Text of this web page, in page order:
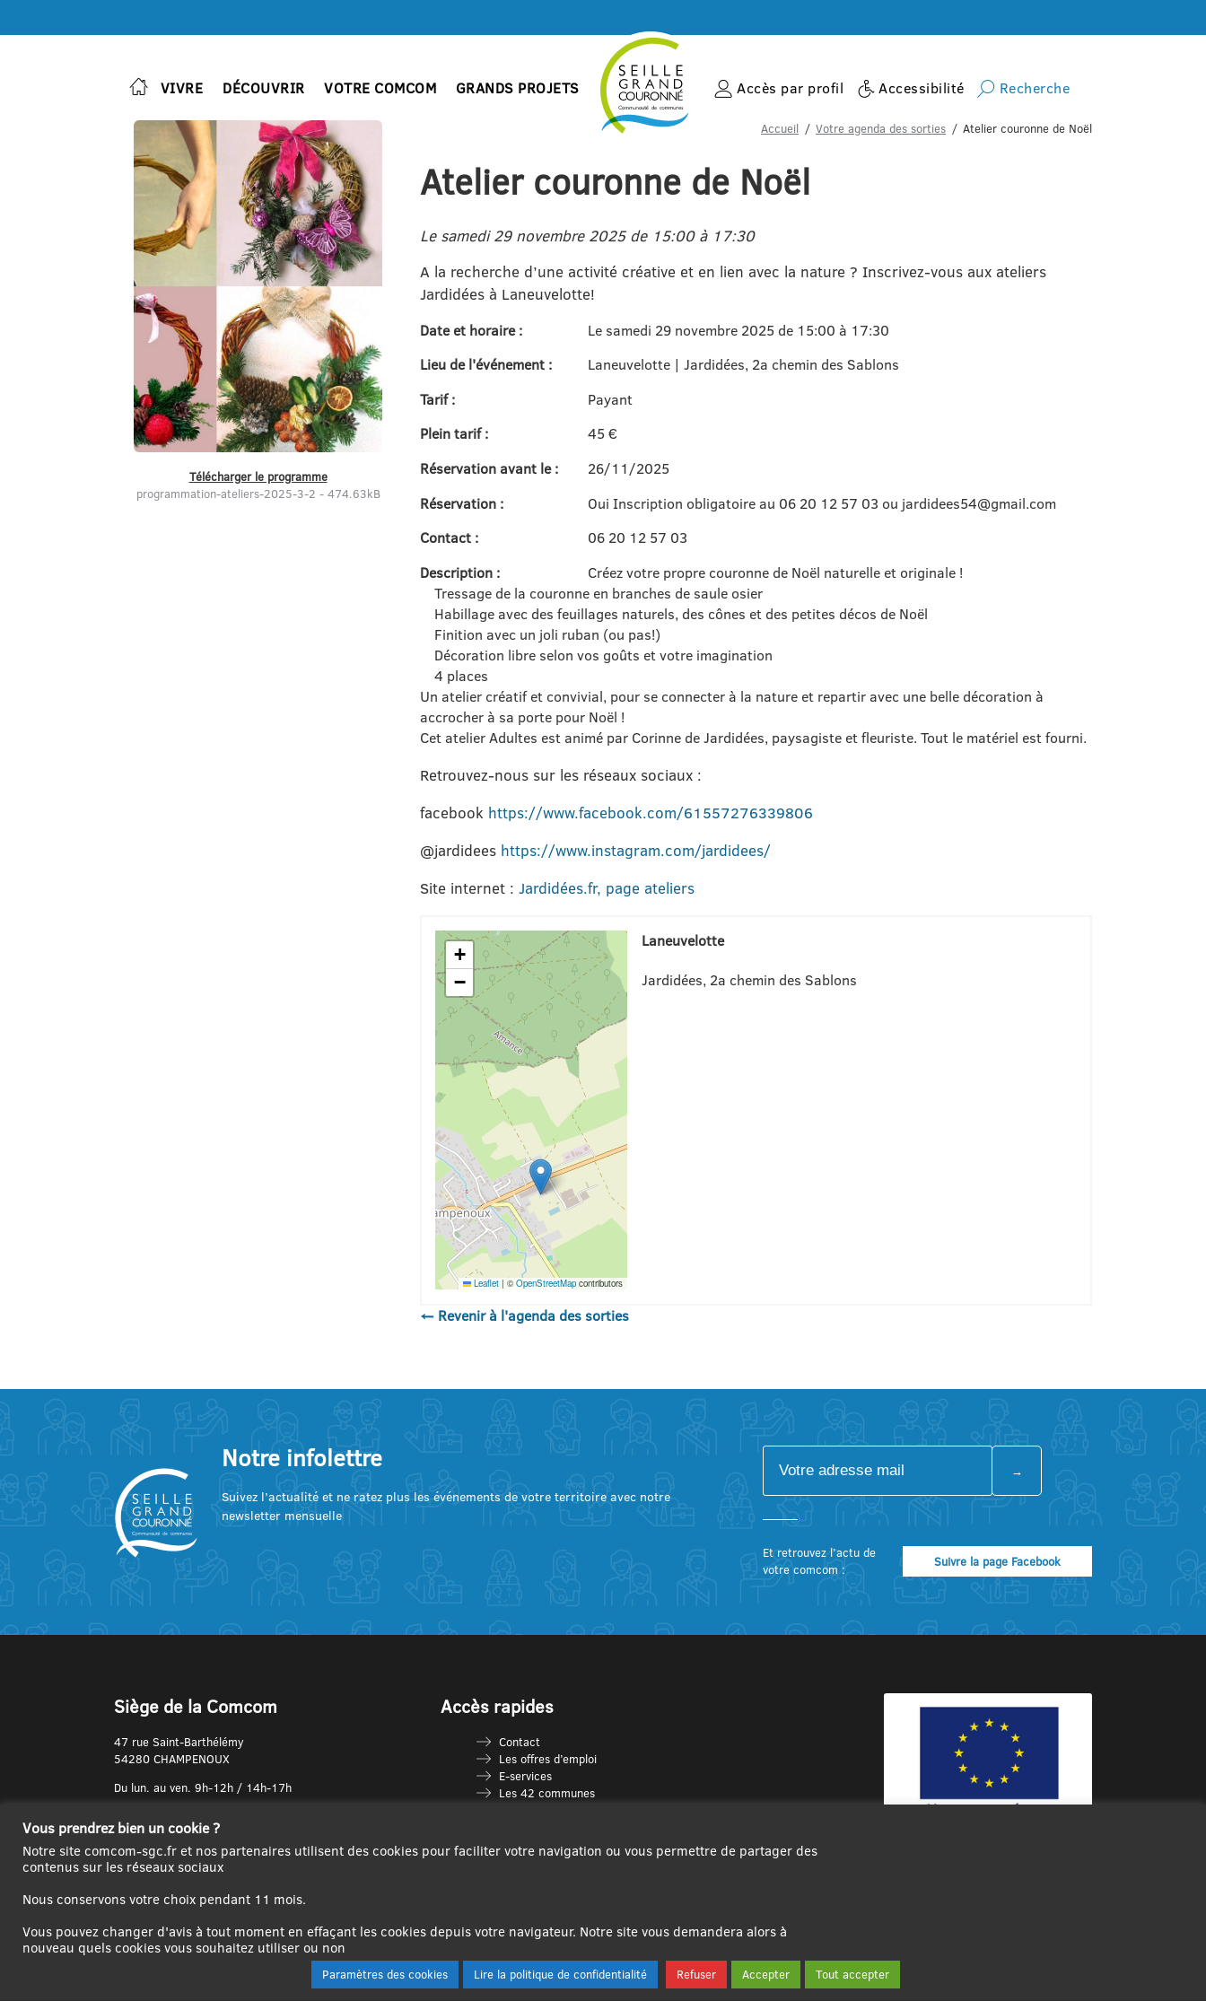
VIVRE DÉCOUVRIR VOTRE COMCOM GRANDS PROJETS Accès par profil Accessibilité Recherche
Télécharger le programme
programmation-ateliers-2025-3-2 - 474.63kB
Accueil Votre agenda des sorties Atelier couronne de Noël
Atelier couronne de Noël
Le samedi 29 novembre 2025 de 15:00 à 17:30
A la recherche d’une activité créative et en lien avec la nature ? Inscrivez-vous aux ateliers
Jardidées à Laneuvelotte!
Date et horaire :
Le samedi 29 novembre 2025 de 15:00 à 17:30
Lieu de l'événement :
Laneuvelotte | Jardidées, 2a chemin des Sablons
Tarif :
Payant
Plein tarif :
45 €
Réservation avant le :
26/11/2025
Réservation :
Oui Inscription obligatoire au 06 20 12 57 03 ou jardidees54@gmail.com
Contact :
06 20 12 57 03
Description :
Créez votre propre couronne de Noël naturelle et originale !
Tressage de la couronne en branches de saule osier
Habillage avec des feuillages naturels, des cônes et des petites décos de Noël
Finition avec un joli ruban (ou pas!)
Décoration libre selon vos goûts et votre imagination
4 places
Un atelier créatif et convivial, pour se connecter à la nature et repartir avec une belle décoration à
accrocher à sa porte pour Noël !
Cet atelier Adultes est animé par Corinne de Jardidées, paysagiste et fleuriste. Tout le matériel est fourni.
Retrouvez-nous sur les réseaux sociaux :
facebook https://www.facebook.com/61557276339806
@jardidees https://www.instagram.com/jardidees/
Site internet : Jardidées.fr, page ateliers
+
−
Leaflet | ©OpenStreetMap contributors
Laneuvelotte
Jardidées, 2a chemin des Sablons
← Revenir à l'agenda des sorties
Notre infolettre
Suivez l’actualité et ne ratez plus les événements de votre territoire avec notre
newsletter mensuelle
Et retrouvez l’actu de
votre comcom :
Suivre la page Facebook
Siège de la Comcom
47 rue Saint-Barthélémy
54280 CHAMPENOUX
Du lun. au ven. 9h-12h / 14h-17h
03 83 31 74 37
Accès rapides
Contact
Les offres d’emploi
E-services
Les 42 communes
Espace France Services
Les séniors
Vous prendrez bien un cookie ?
Notre site comcom-sgc.fr et nos partenaires utilisent des cookies pour faciliter votre navigation ou vous permettre de partager des
contenus sur les réseaux sociaux
Nous conservons votre choix pendant 11 mois.
Vous pouvez changer d'avis à tout moment en effaçant les cookies depuis votre navigateur. Notre site vous demandera alors à
nouveau quels cookies vous souhaitez utiliser ou non
Paramètres des cookies Lire la politique de confidentialité Refuser Accepter Tout accepter